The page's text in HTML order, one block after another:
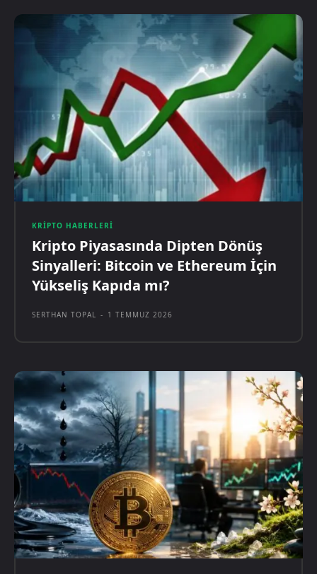
KRIPTO HABERLERI
Kripto Piyasasında Dipten Dönüş
Sinyalleri: Bitcoin ve Ethereum İçin
Yükseliş Kapıda mı?
SERTHAN TOPAL - 1 TEMMUZ 2026